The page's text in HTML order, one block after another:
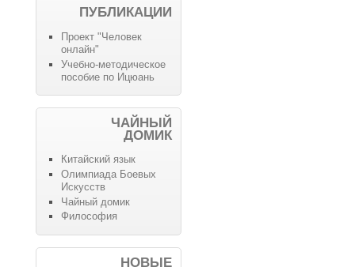
ПУБЛИКАЦИИ
Проект "Человек
онлайн"
Учебно-методическое
пособие по Ицюань
ЧАЙНЫЙ
ДОМИК
Китайский язык
Олимпиада Боевых
Искусств
Чайный домик
Философия
НОВЫЕ